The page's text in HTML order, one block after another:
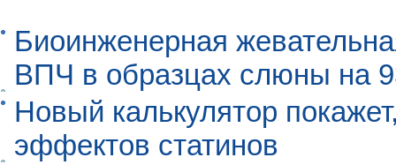
Биоинженерная
ВПЧ в образцах слюны на
Новый калькулятор
эффектов статинов